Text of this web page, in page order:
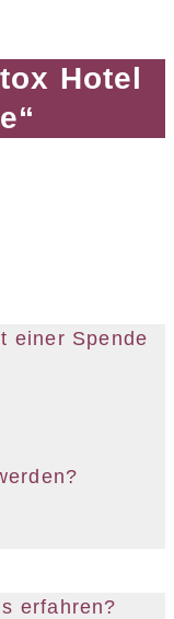
Hotel
einer Spende
erfahren?